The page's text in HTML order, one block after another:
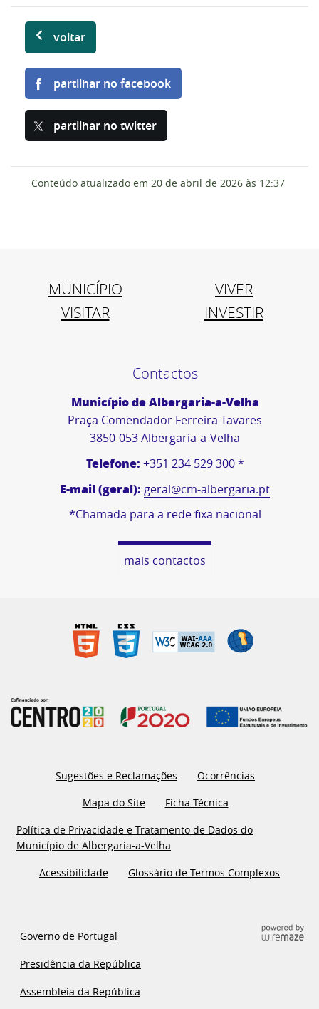
voltar
partilhar no facebook
partilhar no twitter
Conteúdo atualizado em 20 de abril de 2026 às 12:37
MUNICÍPIO
VIVER
VISITAR
INVESTIR
Contactos
Município de Albergaria-a-Velha
Praça Comendador Ferreira Tavares
3850-053 Albergaria-a-Velha
Telefone: +351 234 529 300 *
E-mail (geral): geral@cm-albergaria.pt
*Chamada para a rede fixa nacional
mais contactos
Sugestões e Reclamações
Ocorrências
Mapa do Site
Ficha Técnica
Política de Privacidade e Tratamento de Dados do
Município de Albergaria-a-Velha
Acessibilidade
Glossário de Termos Complexos
Governo de Portugal
Presidência da República
Assembleia da República